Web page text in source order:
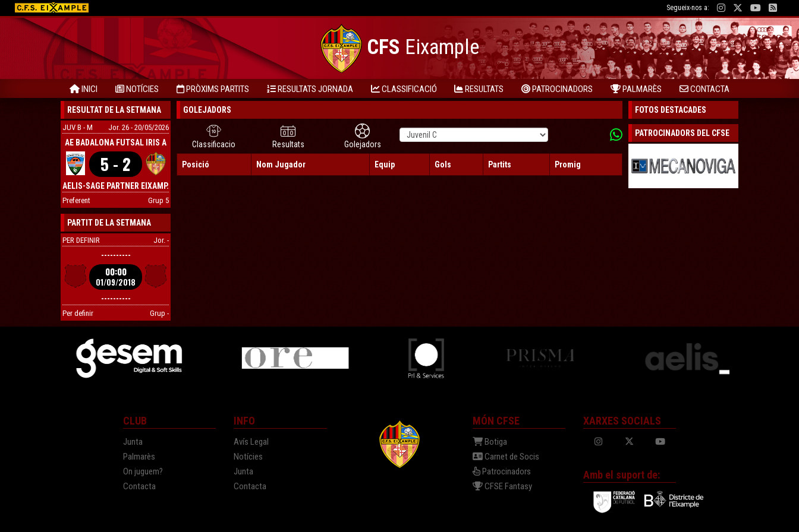
Segueix-nos a:
CFS Eixample
INICI NOTÍCIES PRÒXIMS PARTITS RESULTATS JORNADA CLASSIFICACIÓ RESULTATS PATROCINADORS PALMARÈS CONTACTA
RESULTAT DE LA SETMANA
JUV B - M Jor. 26 - 20/05/2026
AE BADALONA FUTSAL IRIS A
5 - 2
AELIS-SAGE PARTNER EIXAMP.
Preferent Grup 5
PARTIT DE LA SETMANA
PER DEFINIR Jor. -
----------
00:00
01/09/2018
----------
Per definir Grup -
GOLEJADORS
Classificacio Resultats Golejadors
Posició Nom Jugador Equip Gols Partits Promig
FOTOS DESTACADES
PATROCINADORS DEL CFSE
CLUB
Junta
Palmarès
On juguem?
Contacta
INFO
Avís Legal
Notícies
Junta
Contacta
MÓN CFSE
Botiga
Carnet de Socis
Patrocinadors
CFSE Fantasy
XARXES SOCIALS
Amb el suport de: